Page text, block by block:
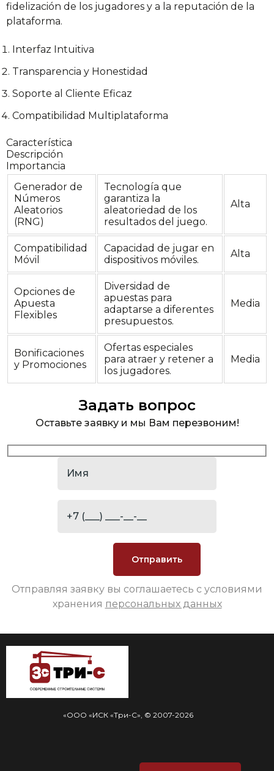
fidelización de los jugadores y a la reputación de la
plataforma.
Interfaz Intuitiva
Transparencia y Honestidad
Soporte al Cliente Eficaz
Compatibilidad Multiplataforma
Característica
Descripción
Importancia
Generador de
Números
Aleatorios
(RNG)
Tecnología que
garantiza la
aleatoriedad de los
resultados del juego.
Alta
Compatibilidad
Móvil
Capacidad de jugar en
dispositivos móviles.
Alta
Opciones de
Apuesta
Flexibles
Diversidad de
apuestas para
adaptarse a diferentes
presupuestos.
Media
Bonificaciones
y Promociones
Ofertas especiales
para atraer y retener a
los jugadores.
Media
Задать вопрос
Оставьте заявку и мы Вам перезвоним!
Отправляя заявку вы соглашаетесь с условиями
хранения персональных данных
«ООО «ИСК «Три-С», © 2007-2026